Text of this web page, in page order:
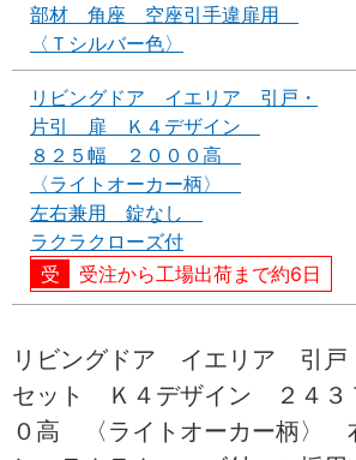
部材 角座 空座引手違扉用
〈Ｔシルバー色〉
リビングドア イエリア 引戸・
片引 扉 Ｋ４デザイン
８２５幅 ２０００高
〈ライトオーカー柄〉
左右兼用 錠なし
ラクラクローズ付
受注から工場出荷まで約6日
リビングドア イエリア 引
セット Ｋ４デザイン ２４３
０高 〈ライトオーカー柄〉